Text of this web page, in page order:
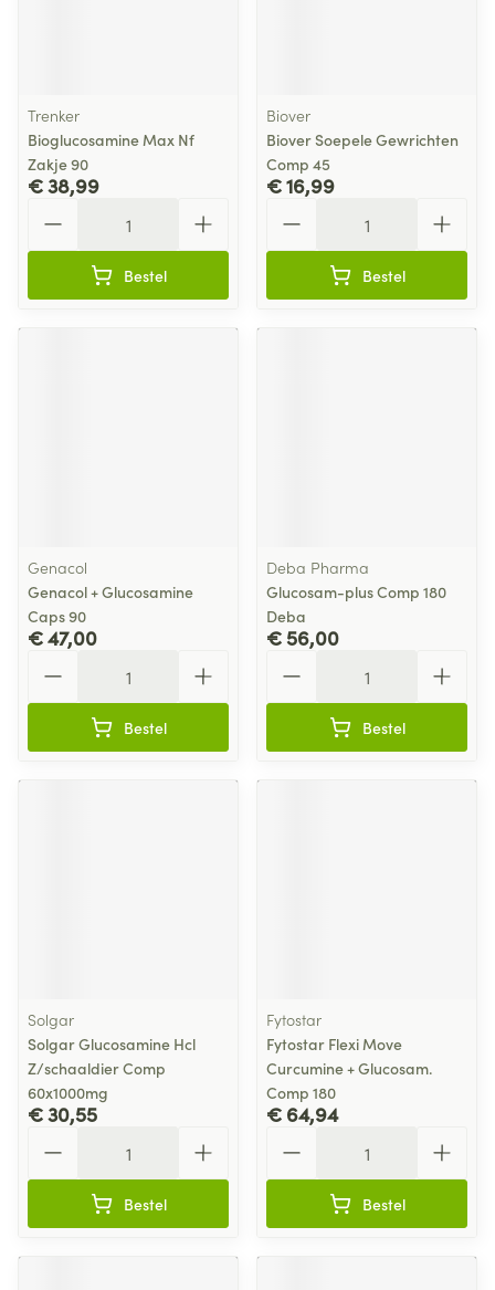
Trenker
Bioglucosamine Max Nf
Zakje 90
€ 38,99
Bestel
Biover
Biover Soepele Gewrichten
Comp 45
€ 16,99
Bestel
Genacol
Genacol + Glucosamine
Caps 90
€ 47,00
Bestel
Deba Pharma
Glucosam-plus Comp 180
Deba
€ 56,00
Bestel
Solgar
Solgar Glucosamine Hcl
Z/schaaldier Comp
60x1000mg
€ 30,55
Bestel
Fytostar
Fytostar Flexi Move
Curcumine + Glucosam.
Comp 180
€ 64,94
Bestel